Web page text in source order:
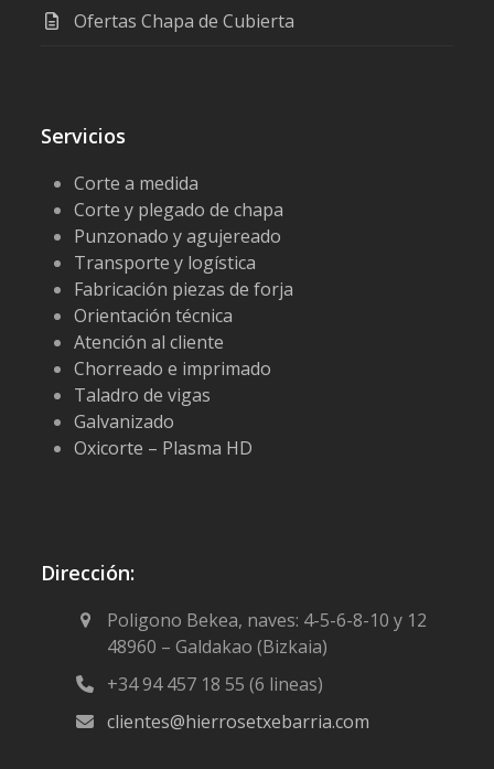
Ofertas Chapa de Cubierta
Servicios
Corte a medida
Corte y plegado de chapa
Punzonado y agujereado
Transporte y logística
Fabricación piezas de forja
Orientación técnica
Atención al cliente
Chorreado e imprimado
Taladro de vigas
Galvanizado
Oxicorte – Plasma HD
Dirección:
Poligono Bekea, naves: 4-5-6-8-10 y 12
48960 – Galdakao (Bizkaia)
+34 94 457 18 55 (6 lineas)
clientes@hierrosetxebarria.com